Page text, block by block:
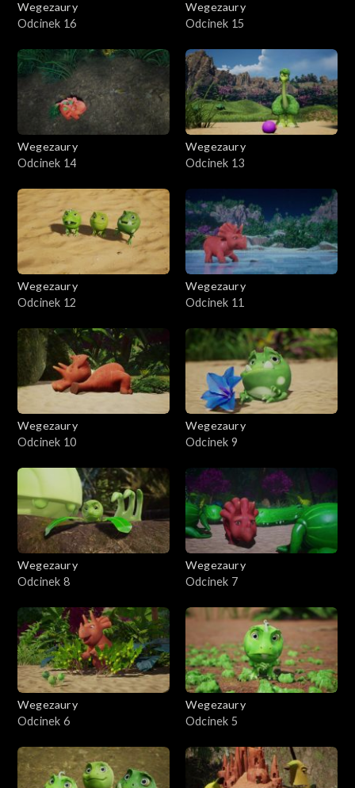
Wegezaury
Odcinek 16
Wegezaury
Odcinek 15
Wegezaury
Odcinek 14
Wegezaury
Odcinek 13
Wegezaury
Odcinek 12
Wegezaury
Odcinek 11
Wegezaury
Odcinek 10
Wegezaury
Odcinek 9
Wegezaury
Odcinek 8
Wegezaury
Odcinek 7
Wegezaury
Odcinek 6
Wegezaury
Odcinek 5